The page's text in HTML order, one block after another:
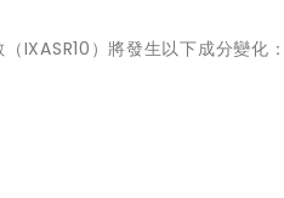
IXASR10）將發生以下成分變化